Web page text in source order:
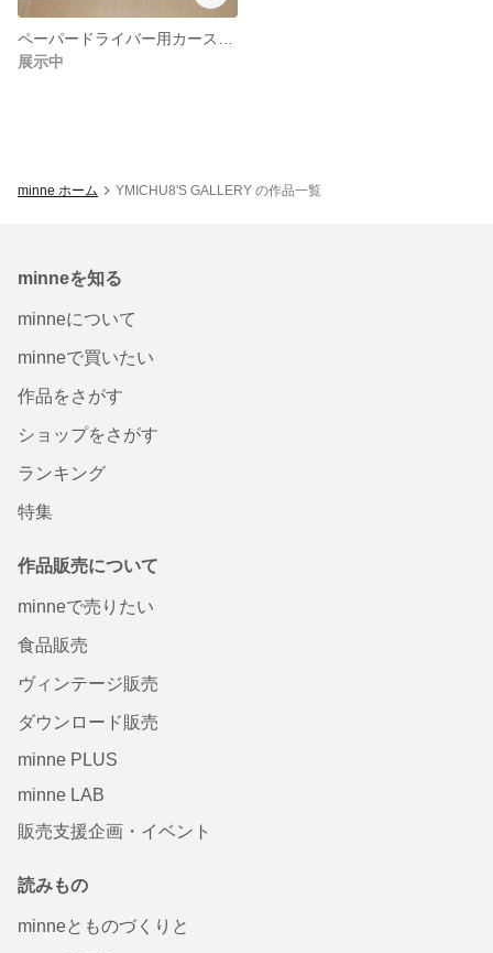
展示中
minne ホーム YMICHU8'S GALLERY の作品一覧
minneを知る
minneについて
minneで買いたい
作品をさがす
ショップをさがす
ランキング
特集
作品販売について
minneで売りたい
食品販売
ヴィンテージ販売
ダウンロード販売
minne PLUS
minne LAB
販売支援企画・イベント
読みもの
minneとものづくりと